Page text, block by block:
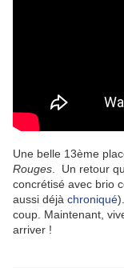
Une belle 13ème
Rouges . Un retour
concrétisé avec brio
aussi déjà chroniqué
coup. Maintenant,
arriver !